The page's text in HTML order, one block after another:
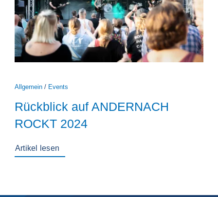
Allgemein / Events
Rückblick auf ANDERNACH
ROCKT 2024
Artikel lesen